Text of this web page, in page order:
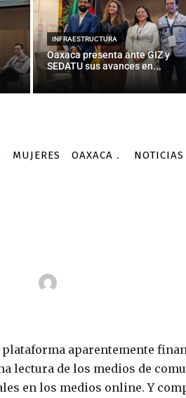
INFRAESTRUCTURA
Oaxaca presenta ante GIZ y
SEDATU sus avances en...
MUJERES OAXACA NOTICIAS
|
plataforma aparentemente
lectura de los medios de
en los medios online. Y